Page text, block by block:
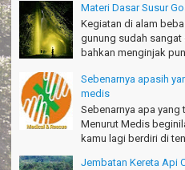
Salam lestari!
Tapak Adventure Club - Bandung
Thanks!
Michael - Sydney
Thanks Bodyrafting Green canyon,
Santoso - Kudus
Seru banget Pantai Batukaras!
Sudrajat - Kuningan
Materi Dasar Susur
Kegiatan di alam
gunung sudah sangat
bahkan menginjak
Sebenarnya apasih
medis
Sebenarnya apa
Menurut Medis
kamu lagi berdiri di
Jembatan Kereta Api